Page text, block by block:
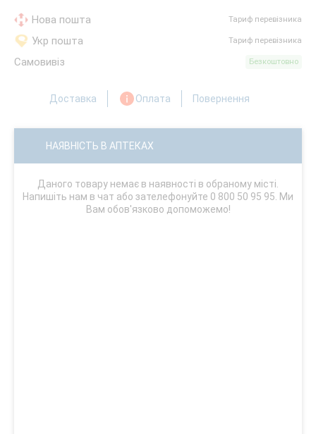
Нова пошта Тариф перевізника
Укр пошта Тариф перевізника
Самовивіз Безкоштовно
Доставка Оплата Повернення
НАЯВНІСТЬ В АПТЕКАХ
Даного товару немає в наявності в обраному місті.
Напишіть нам в чат або зателефонуйте 0 800 50 95 95. Ми
Вам обов'язково допоможемо!